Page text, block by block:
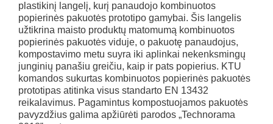
plastikinį langelį, kurį panaudojo kombinuotos
popierinės pakuotės prototipo gamybai. Šis langelis
užtikrina maisto produktų matomumą kombinuotos
popierinės pakuotės viduje, o pakuotę panaudojus,
kompostavimo metu suyra iki aplinkai nekenksmingų
junginių panašiu greičiu, kaip ir pats popierius. KTU
komandos sukurtas kombinuotos popierinės pakuotės
prototipas atitinka visus standarto EN 13432
reikalavimus. Pagamintus kompostuojamos pakuotės
pavyzdžius galima apžiūrėti parodos „Technorama